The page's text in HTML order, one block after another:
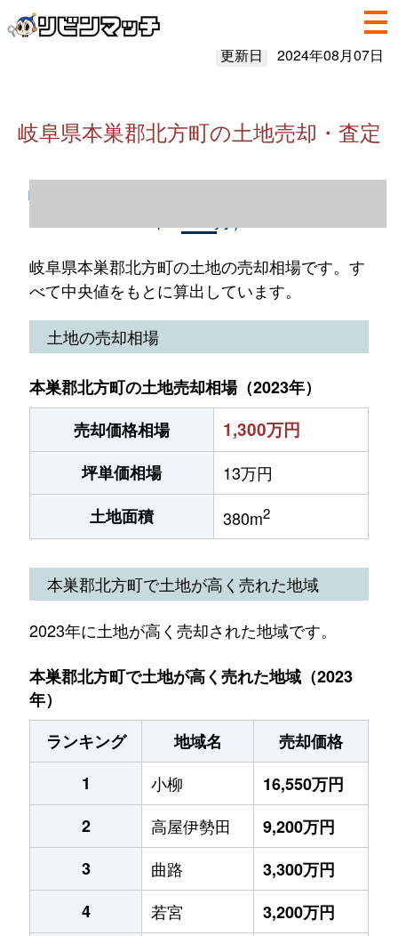
更新日 2024年08月07日
岐阜県本巣郡北方町の土地売却・査定
岐阜県本巣郡北方町の土地売却情報（2023
岐阜県本巣郡北方町の土地の売却相場です。す
べて中央値をもとに算出しています。
土地の売却相場
本巣郡北方町の土地売却相場（2023年）
売却価格相場
1,300万円
坪単価相場
13万円
土地面積
380m2
本巣郡北方町で土地が高く売れた地域
2023年に土地が高く売却された地域です。
本巣郡北方町で土地が高く売れた地域（2023
年）
ランキング
地域名
売却価格
1
小柳
16,550万円
2
高屋伊勢田
9,200万円
3
曲路
3,300万円
4
若宮
3,200万円